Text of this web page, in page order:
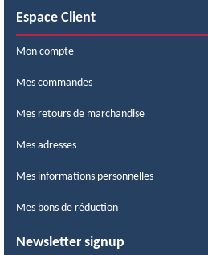
Espace Client
Mon compte
Mes commandes
Mes retours de marchandise
Mes adresses
Mes informations personnelles
Mes bons de réduction
Newsletter signup